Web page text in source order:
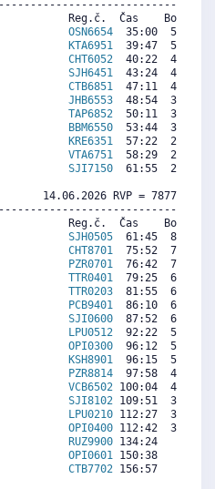
Reg.č.  Čas    Body
Dana
OSN6654
35:00  5687
KTA6951
39:47  5036
Jana
CHT6052
40:22  4956
SJH6451
43:24  4543
Eva
CTB6851
47:11  4028
JHB6553
48:54  3794
TAP6852
50:11  3620
Irena
BBM6550
53:44  3136
KRE6351
57:22  2642
VTA6751
58:29  2489
SJI7150
61:55  2022
14.06.2026 RVP = 7877/
Reg.č.  Čas    Body
SJH0505
61:45  8946
Jan
CHT8701
75:52  7389
PZR0701
76:42  7297
TTR0401
79:25  6998
TTR0203
81:55  6722
PCB9401
86:10  6253
SJI0600
87:52  6066
LPU0512
92:22  5570
OPI0300
96:12  5147
Jan
KSH8901
96:15  5141
Jan
PZR8814
97:58  4952
VCB6502 100:04  4721
Filip SJI8102 109:51  3642
LPU0210 112:27  3355
OPI0400 112:42  3328
RUZ9900 134:24   935
OPI0601 150:38     0
CTB7702 156:57     0